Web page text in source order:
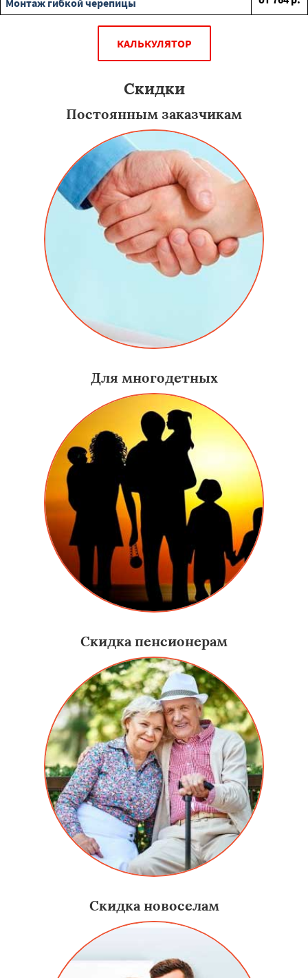
Монтаж гибкой черепицы
КАЛЬКУЛЯТОР
Скидки
Постоянным заказчикам
Для многодетных
Скидка пенсионерам
Скидка новоселам